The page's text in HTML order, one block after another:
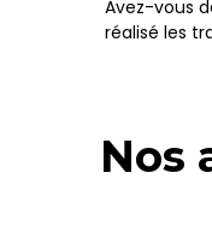
Avez-vous
réalisé les
Nos